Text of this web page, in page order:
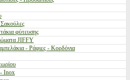
φύτευσης
JIFFY
- Ράφιες - Κορδόνια
- Inox